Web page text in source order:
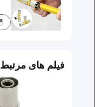
فیلم های مرتبط